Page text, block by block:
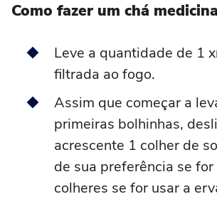
Como fazer um chá
Leve a quantidade de 1
filtrada ao fogo.
Assim que começar a
primeiras bolhinhas,
acrescente 1 colher de
de sua preferência se for
colheres se for usar a